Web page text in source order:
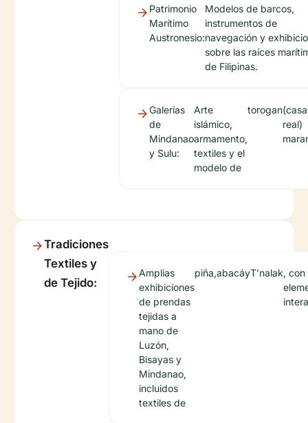
Patrimonio
Marítimo
Austronesio:
Modelos de barcos,
instrumentos de
navegación y
sobre las raíces
de Filipinas.
Galerías
de
Mindanao
y Sulu:
Arte
islámico,
armamento,
textiles y el
modelo de
torogan(casa
real)
Tradiciones
Textiles y
de Tejido:
Amplias
exhibiciones
de prendas
tejidas a
mano de
Luzón,
Bisayas y
Mindanao,
incluidos
textiles de
piña,abacáyT’nalak, con